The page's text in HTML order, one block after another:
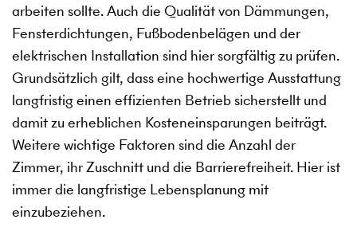
arbeiten sollte. Auch die Qualität von Dämmungen,
Fensterdichtungen, Fußbodenbelägen und der
elektrischen Installation sind hier sorgfältig zu prüfen.
Grundsätzlich gilt, dass eine hochwertige Ausstattung
langfristig einen effizienten Betrieb sicherstellt und
damit zu erheblichen Kosteneinsparungen beiträgt.
Weitere wichtige Faktoren sind die Anzahl der
Zimmer, ihr Zuschnitt und die Barrierefreiheit. Hier ist
immer die langfristige Lebensplanung mit
einzubeziehen.